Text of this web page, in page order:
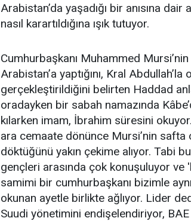
Arabistan’da yaşadığı bir anısına dair
nasıl karartıldığına ışık tutuyor.
Cumhurbaşkanı Muhammed
Arabistan’a yaptığını, Kral
gerçekleştirildiğini belirten Haddad
oradayken bir sabah namazında
kılarken imam, İbrahim süresini
ara cemaate dönünce Mursi’nin safta
döktüğünü yakın çekime alıyor. Tabi
gençleri arasında çok konuşuluyor ve
samimi bir cumhurbaşkanı bizimle
okunan ayetle birlikte ağlıyor. Lider
Suudi yönetimini endişelendiriyor,